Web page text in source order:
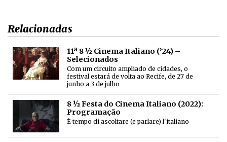
Relacionadas
11ª 8 ½ Cinema Italiano (’24) –
Selecionados
Com um circuito ampliado de cidades, o
festival estará de volta ao Recife, de 27 de
junho a 3 de julho
8 ½ Festa do Cinema Italiano (2022):
Programação
È tempo di ascoltare (e parlare) l'italiano